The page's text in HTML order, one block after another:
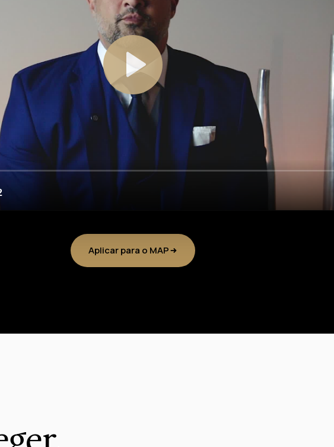
Aplicar para o MAP